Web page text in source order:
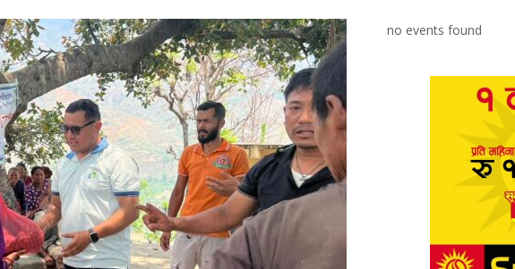
no events found